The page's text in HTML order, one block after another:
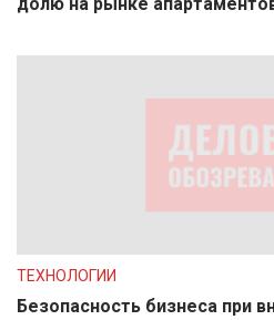
ТЕХНОЛОГИИ
Безопасность бизнеса при